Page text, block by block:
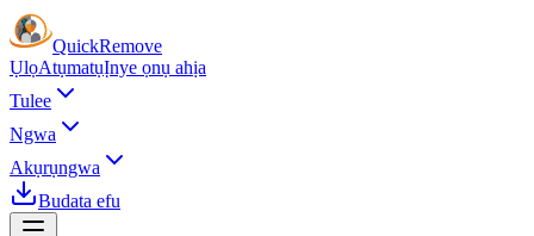
QuickRemove
ỤlọAtụmatụỊnye ọnụ ahịa
Tulee
Ngwa
Akụrụngwa
Budata efu